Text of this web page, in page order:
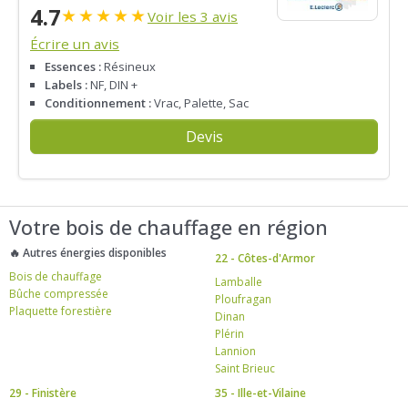
4.7★★★★★Voir les 3 avis
Écrire un avis
Essences :Résineux
Labels :NF, DIN +
Conditionnement :Vrac, Palette, Sac
Devis
Votre bois de chauffage en région
🔥 Autres énergies disponibles
Bois de chauffage
Bûche compressée
Plaquette forestière
22 - Côtes-d'Armor
Lamballe
Ploufragan
Dinan
Plérin
Lannion
Saint Brieuc
29 - Finistère
35 - Ille-et-Vilaine